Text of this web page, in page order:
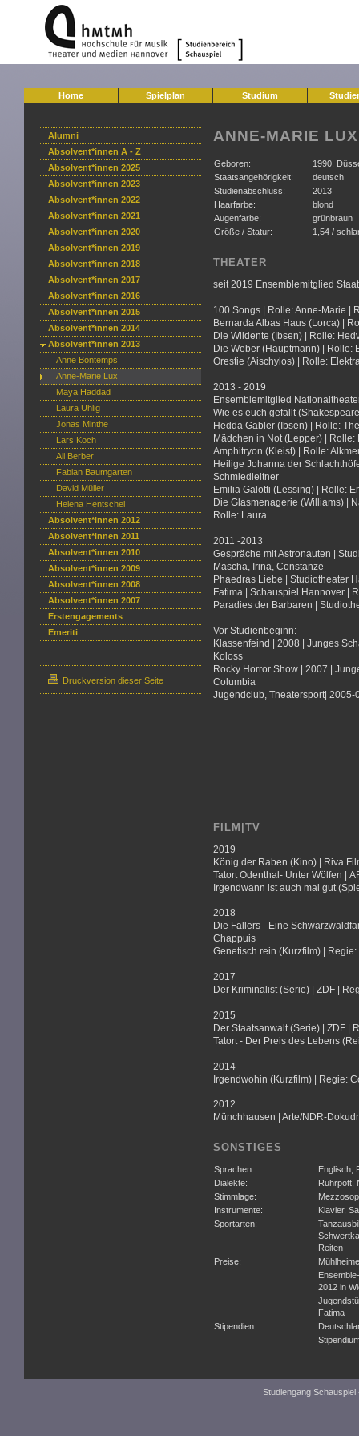
Home Spielplan Studium
Alumni
Absolvent*innen A - Z
Absolvent*innen 2025
Absolvent*innen 2023
Absolvent*innen 2022
Absolvent*innen 2021
Absolvent*innen 2020
Absolvent*innen 2019
Absolvent*innen 2018
Absolvent*innen 2017
Absolvent*innen 2016
Absolvent*innen 2015
Absolvent*innen 2014
Absolvent*innen 2013
Anne Bontemps
Anne-Marie Lux
Maya Haddad
Laura Uhlig
Jonas Minthe
Lars Koch
Ali Berber
Fabian Baumgarten
David Müller
Helena Hentschel
Absolvent*innen 2012
Absolvent*innen 2011
Absolvent*innen 2010
Absolvent*innen 2009
Absolvent*innen 2008
Absolvent*innen 2007
Erstengagements
Emeriti
Druckversion dieser Seite
ANNE-MARIE LUX
Geboren:
1990,
Staatsangehörigkeit:
deutsch
Studienabschluss:
2013
Haarfarbe:
blond
Augenfarbe:
grünbraun
Größe / Statur:
1,54 /
THEATER
seit 2019 Ensemblemitglied
100 Songs | Rolle: Anne-Marie |
Bernarda Albas Haus (Lorca) |
Die Wildente (Ibsen) | Rolle:
Die Weber (Hauptmann) | Rolle:
Orestie (Aischylos) | Rolle:
2013 - 2019
Ensemblemitglied
Wie es euch gefällt
Hedda Gabler (Ibsen) | Rolle:
Mädchen in Not (Lepper) |
Amphitryon (Kleist) | Rolle:
Heilige Johanna der
Schmiedleitner
Emilia Galotti (Lessing) | Rolle:
Die Glasmenagerie (Williams) |
Rolle: Laura
2011 -2013
Gespräche mit Astronauten |
Mascha, Irina, Constanze
Phaedras Liebe | Studiotheater
Fatima | Schauspiel Hannover |
Paradies der Barbaren |
Vor Studienbeginn:
Klassenfeind | 2008 | Junges
Koloss
Rocky Horror Show | 2007 |
Columbia
Jugendclub, Theatersport|
FILM|TV
2019
König der Raben (Kino) | Riva
Tatort Odenthal- Unter Wölfen |
Irgendwann ist auch mal gut
2018
Die Fallers - Eine
Chappuis
Genetisch rein (Kurzfilm) |
2017
Der Kriminalist (Serie) | ZDF |
2015
Der Staatsanwalt (Serie) | ZDF |
Tatort - Der Preis des Lebens
2014
Irgendwohin (Kurzfilm) | Regie:
2012
Münchhausen | Arte/NDR-
SONSTIGES
Sprachen:
Englisch,
Dialekte:
Ruhrpott,
Stimmlage:
Instrumente:
Klavier,
Sportarten:
Reiten
Preise:
2012 in
Fatima
Stipendien:
Studiengang